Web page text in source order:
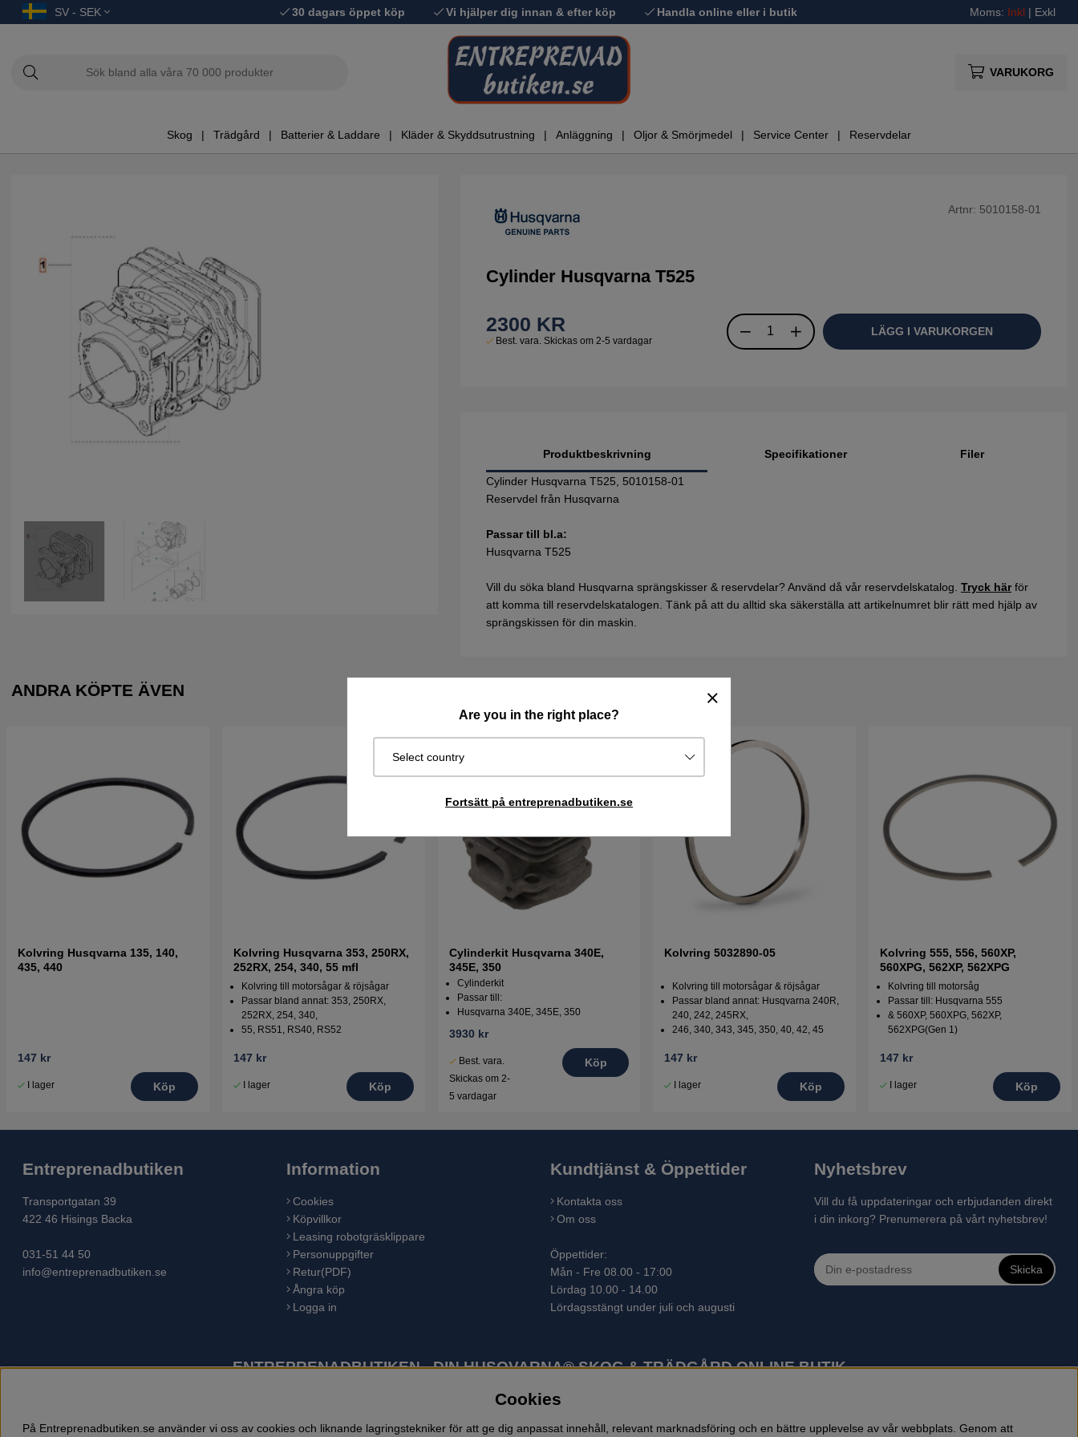
SV - SEK 30 dagars öppet köp Vi hjälper dig innan & efter köp Handla online eller i butik Moms: Inkl | Exkl
VARUKORG
Skog Trädgård Batterier & Laddare Kläder & Skyddsutrustning Anläggning Oljor & Smörjmedel Service Center Reservdelar
Are you in the right place?
Select country
Fortsätt på entreprenadbutiken.se
Artnr: 5010158-01
Cylinder Husqvarna T525
2300 KR
Best. vara. Skickas om 2-5 vardagar
LÄGG I VARUKORGEN
Produktbeskrivning
Cylinder Husqvarna T525, 5010158-01
Reservdel från Husqvarna
Passar till bl.a:
Husqvarna T525
Vill du söka bland Husqvarna sprängskisser & reservdelar? Använd då vår reservdelskatalog. Tryck härför
att komma till reservdelskatalogen. Tänk på att du alltid ska säkerställa att artikelnumret blir rätt med hjälp av
sprängskissen för din maskin.
Specifikationer Filer
ANDRA KÖPTE ÄVEN
Kolvring Husqvarna 135, 140,
435, 440
147 kr
I lager Köp
Kolvring Husqvarna 353, 250RX,
252RX, 254, 340, 55 mfl
Kolvring till motorsågar & röjsågar
Passar bland annat: 353, 250RX,
252RX, 254, 340,
55, RS51, RS40, RS52
147 kr
I lager Köp
Cylinderkit Husqvarna 340E,
345E, 350
Cylinderkit
Passar till:
Husqvarna 340E, 345E, 350
3930 kr
Best. vara.
Skickas om 2-
5 vardagar
Köp
Kolvring 5032890-05
Kolvring till motorsågar & röjsågar
Passar bland annat: Husqvarna 240R,
240, 242, 245RX,
246, 340, 343, 345, 350, 40, 42, 45
147 kr
I lager Köp
Kolvring 555, 556, 560XP,
560XPG, 562XP, 562XPG
Kolvring till motorsåg
Passar till: Husqvarna 555
& 560XP, 560XPG, 562XP,
562XPG(Gen 1)
147 kr
I lager Köp
Entreprenadbutiken
Transportgatan 39
422 46 Hisings Backa
031-51 44 50
info@entreprenadbutiken.se
Information
Cookies
Köpvillkor
Leasing robotgräsklippare
Personuppgifter
Retur(PDF)
Ångra köp
Logga in
Kundtjänst & Öppettider
Kontakta oss
Om oss
Öppettider:
Mån - Fre 08.00 - 17:00
Lördag 10.00 - 14.00
Lördagsstängt under juli och augusti
Nyhetsbrev
Vill du få uppdateringar och erbjudanden direkt
i din inkorg? Prenumerera på vårt nyhetsbrev!
Skicka
ENTREPRENADBUTIKEN - DIN HUSQVARNA® SKOG & TRÄDGÅRD ONLINE BUTIK
Husqvarna är världens största tillverkare av utomhusprodukter som skogsmaskiner och trädgårdsmaskiner. I sortimentet finns bl.a. robotgräsklippare, motorsågar, röjsågar, trimmers, riders,
Cookies
På Entreprenadbutiken.se använder vi oss av cookies och liknande lagringstekniker för att ge dig anpassat innehåll, relevant marknadsföring och en bättre upplevelse av vår webbplats. Genom att